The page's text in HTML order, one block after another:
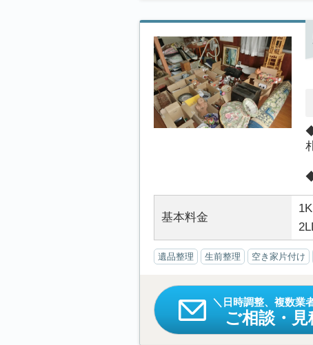
基本料金
1K
遺品整理 生前整理 空き家片付け
日時調整、複数業
ご相談・